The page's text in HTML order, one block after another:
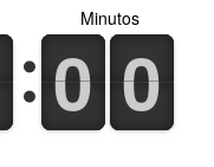
0
0
1
1 0
0
1
1
Minutos